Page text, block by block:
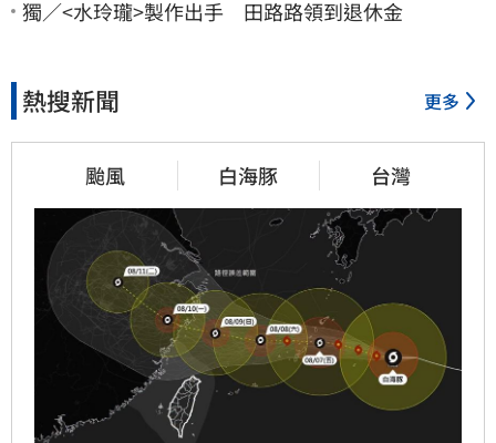
獨／<水玲瓏>製作出手 田路路領到退休金
熱搜新聞 更多
颱風 白海豚 台灣